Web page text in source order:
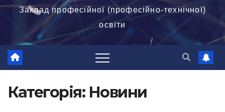
Заклад професійної (професійно-технічної)
освіти
Категорія: Новини